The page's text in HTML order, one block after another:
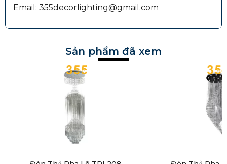
Email: 355decorlighting@gmail.com
Sản phẩm đã xem